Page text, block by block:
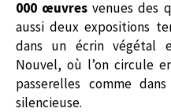
000 œuvresvenues des
aussi deux expositions
dans un écrin végétal
Nouvel, où l’on circule
passerelles comme
silencieuse.